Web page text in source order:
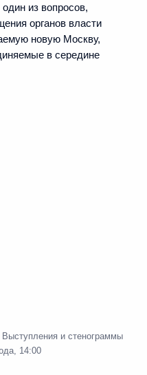
из вопросов,
органов власти
новую Москву,
в середине
Выступления и стенограммы
14:00